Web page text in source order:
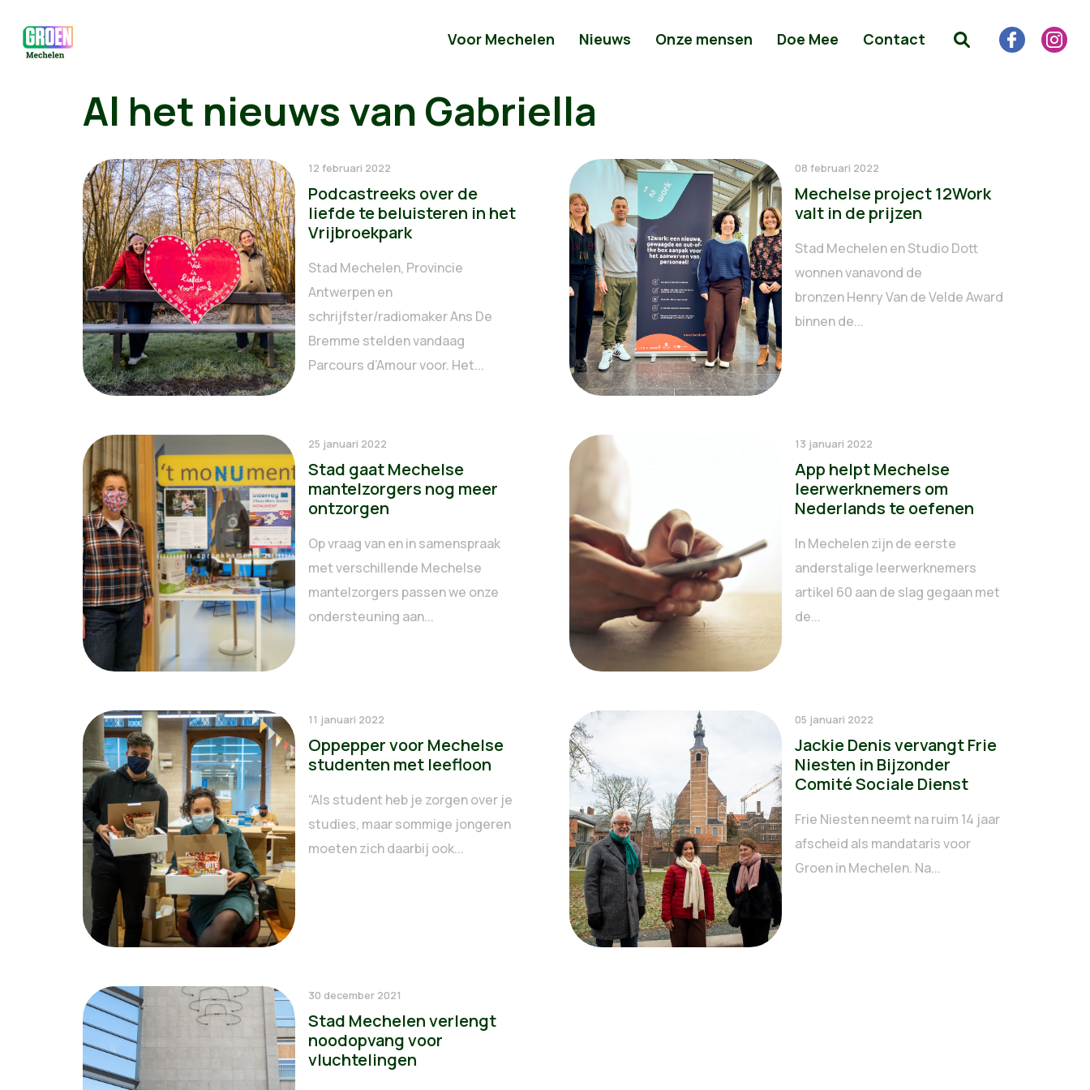
Voor Mechelen Nieuws Onze mensen Doe Mee Contact
Al het nieuws van Gabriella
12 februari 2022
Podcastreeks over de
liefde te beluisteren in het
Vrijbroekpark
Stad Mechelen, Provincie
Antwerpen en
schrijfster/radiomaker Ans De
Bremme stelden vandaag
Parcours d’Amour voor. Het...
08 februari 2022
Mechelse project 12Work
valt in de prijzen
Stad Mechelen en Studio Dott
wonnen vanavond de
bronzen Henry Van de Velde Award
binnen de...
25 januari 2022
Stad gaat Mechelse
mantelzorgers nog meer
ontzorgen
Op vraag van en in samenspraak
met verschillende Mechelse
mantelzorgers passen we onze
ondersteuning aan...
13 januari 2022
App helpt Mechelse
leerwerknemers om
Nederlands te oefenen
In Mechelen zijn de eerste
anderstalige leerwerknemers
artikel 60 aan de slag gegaan met
de...
11 januari 2022
Oppepper voor Mechelse
studenten met leefloon
“Als student heb je zorgen over je
studies, maar sommige jongeren
moeten zich daarbij ook...
05 januari 2022
Jackie Denis vervangt Frie
Niesten in Bijzonder
Comité Sociale Dienst
Frie Niesten neemt na ruim 14 jaar
afscheid als mandataris voor
Groen in Mechelen. Na...
30 december 2021
Stad Mechelen verlengt
noodopvang voor
vluchtelingen